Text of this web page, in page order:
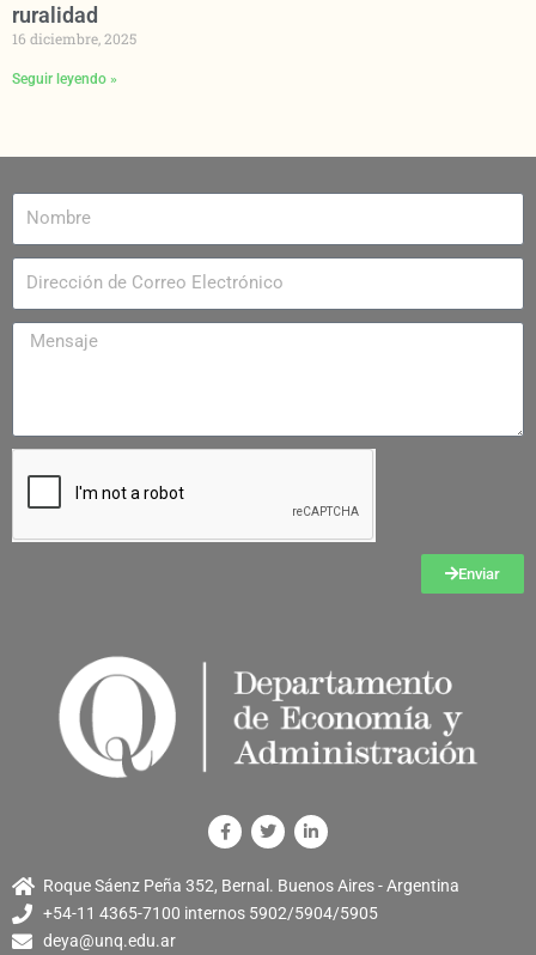
ruralidad
16 diciembre, 2025
Seguir leyendo »
Enviar
Roque Sáenz Peña 352, Bernal. Buenos Aires - Argentina
+54-11 4365-7100 internos 5902/5904/5905
deya@unq.edu.ar